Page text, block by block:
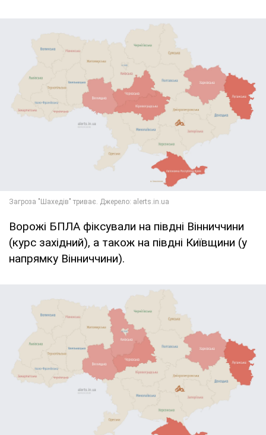
Ворожі БПЛА фіксували на півдні Вінниччини
(курс західний), а також на півдні Київщини (у
напрямку Вінниччини).